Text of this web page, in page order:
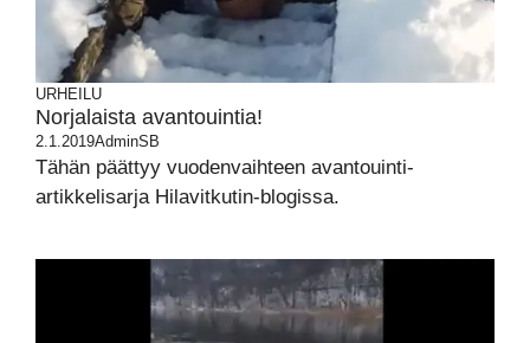
URHEILU
Norjalaista avantouintia!
2.1.2019AdminSB
Tähän päättyy vuodenvaihteen avantouinti-
artikkelisarja Hilavitkutin-blogissa.